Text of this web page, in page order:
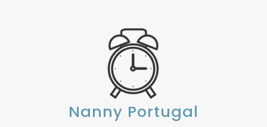
Nanny Portugal